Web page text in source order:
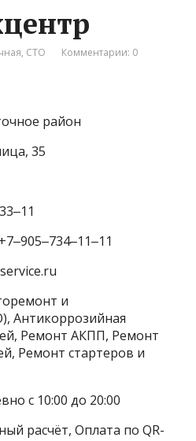
, СТО Комментарии: 0
район
35
и
Антикоррозийная
Ремонт АКПП, Ремонт
Ремонт стартеров и
с 10:00 до 20:00
расчёт, Оплата по QR-